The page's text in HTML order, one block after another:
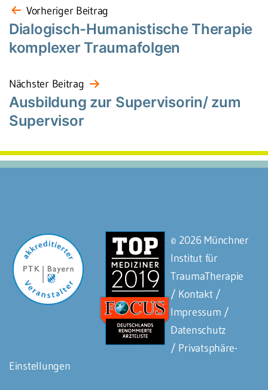
Beitragsnavigation
Vorheriger Beitrag
Dialogisch-Humanistische Therapie
komplexer Traumafolgen
Nächster Beitrag
Ausbildung zur Supervisorin/ zum
Supervisor
© 2026 Münchner
Institut für
TraumaTherapie
/ Kontakt /
Impressum /
Datenschutz
/ Privatsphäre-
Einstellungen